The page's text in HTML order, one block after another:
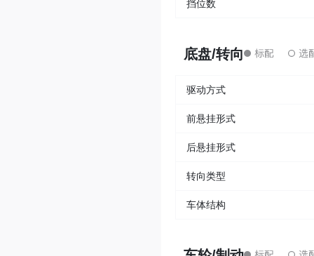
挡位数
底盘/转向
驱动方式
前悬挂形式
后悬挂形式
转向类型
车体结构